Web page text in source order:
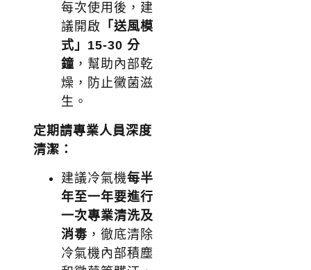
每次使用後，建
議開啟 「送風模
式」15-30 分
鐘，幫助內部乾
燥，防止黴菌滋
生。
定期請專業人員深度
清潔：
建議冷氣機每半
年至一年要進行
一次專業清洗及
消毒 ，徹底清除
冷氣機內部積塵